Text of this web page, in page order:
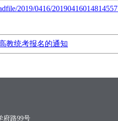
2019/0416/
教统考报名的通知
府路99号